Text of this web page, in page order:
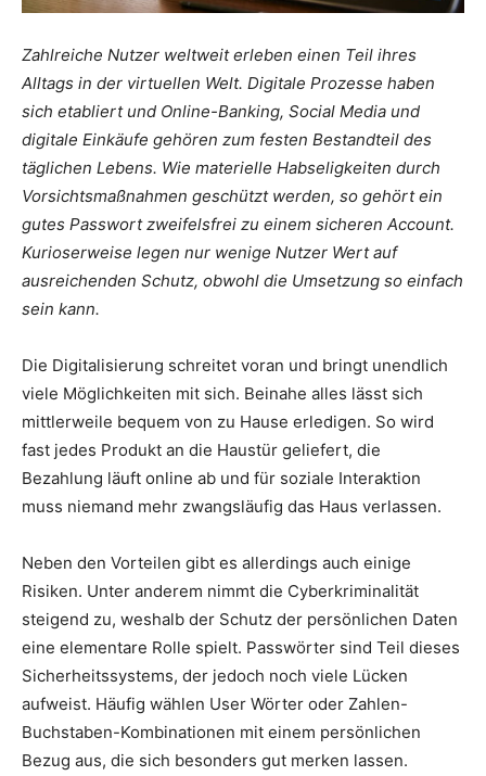
Zahlreiche Nutzer weltweit erleben einen Teil ihres
Alltags in der virtuellen Welt. Digitale Prozesse haben
sich etabliert und Online-Banking, Social Media und
digitale Einkäufe gehören zum festen Bestandteil des
täglichen Lebens. Wie materielle Habseligkeiten durch
Vorsichtsmaßnahmen geschützt werden, so gehört ein
gutes Passwort zweifelsfrei zu einem sicheren Account.
Kurioserweise legen nur wenige Nutzer Wert auf
ausreichenden Schutz, obwohl die Umsetzung so einfach
sein kann.
Die Digitalisierung schreitet voran und bringt unendlich
viele Möglichkeiten mit sich. Beinahe alles lässt sich
mittlerweile bequem von zu Hause erledigen. So wird
fast jedes Produkt an die Haustür geliefert, die
Bezahlung läuft online ab und für soziale Interaktion
muss niemand mehr zwangsläufig das Haus verlassen.
Neben den Vorteilen gibt es allerdings auch einige
Risiken. Unter anderem nimmt die Cyberkriminalität
steigend zu, weshalb der Schutz der persönlichen Daten
eine elementare Rolle spielt. Passwörter sind Teil dieses
Sicherheitssystems, der jedoch noch viele Lücken
aufweist. Häufig wählen User Wörter oder Zahlen-
Buchstaben-Kombinationen mit einem persönlichen
Bezug aus, die sich besonders gut merken lassen.